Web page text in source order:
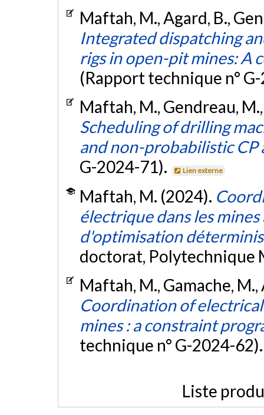
Maftah, M., Agard, B.,
Integrated dispatching
rigs in open-pit mines: A
(Rapport technique n°
Maftah, M., Gendreau,
Scheduling of drilling
and non-probabilistic CP
G-2024-71).
Lien externe
Maftah, M. (2024).
électrique dans les
d'optimisation
doctorat, Polytechnique
Maftah, M., Gamache,
Coordination of
mines : a constraint
technique n° G-2024-
Liste